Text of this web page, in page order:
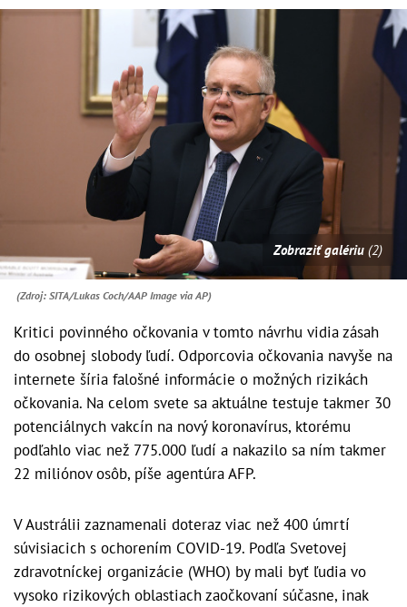
Zobraziť galériu (2)
(Zdroj: SITA/Lukas Coch/AAP Image via AP)
Kritici povinného očkovania v tomto návrhu vidia zásah
do osobnej slobody ľudí. Odporcovia očkovania navyše na
internete šíria falošné informácie o možných rizikách
očkovania. Na celom svete sa aktuálne testuje takmer 30
potenciálnych vakcín na nový koronavírus, ktorému
podľahlo viac než 775.000 ľudí a nakazilo sa ním takmer
22 miliónov osôb, píše agentúra AFP.
V Austrálii zaznamenali doteraz viac než 400 úmrtí
súvisiacich s ochorením COVID-19. Podľa Svetovej
zdravotníckej organizácie (WHO) by mali byť ľudia vo
vysoko rizikových oblastiach zaočkovaní súčasne, inak